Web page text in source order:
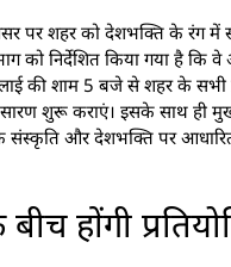
पर शहर को देशभक्ति के रंग में
को निर्देशित किया गया है कि
की शाम 5 बजे से शहर के सभी
शुरू कराएं। इसके साथ ही
संस्कृति और देशभक्ति पर
होंगी